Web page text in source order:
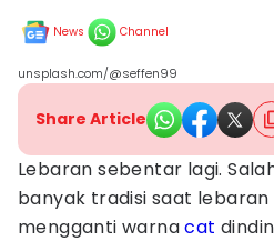
News Channel
unsplash.com/@seffen99
Share Article
Lebaran sebentar lagi.
banyak tradisi saat lebaran
mengganti warnacat